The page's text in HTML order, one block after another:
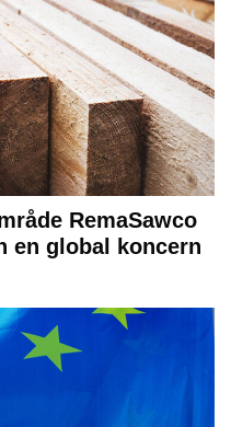
RemaSawco
en global koncern